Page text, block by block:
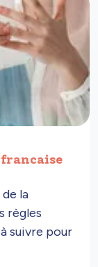
la
règles
suivre pour